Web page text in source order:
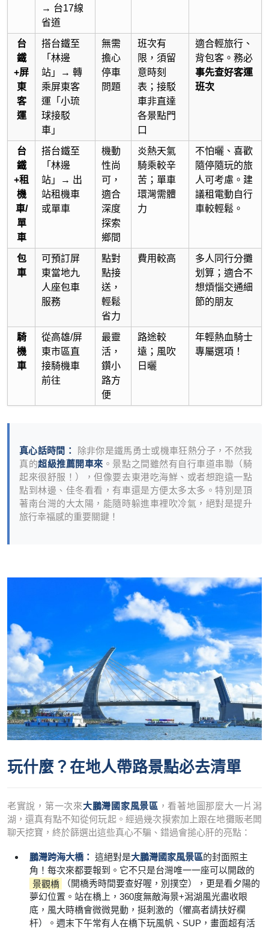
→ 台17線
省道
台
鐵
+屏
東
客
運
搭台鐵至
「林邊
站」→ 轉
乘屏東客
運「 小琉
球接駁
車」
無需
擔心
停車
問題
班次有
限，須留
意時刻
表；接駁
車非直達
各景點門
口
適合輕旅行、
背包客。務必
事先查好客運
班次
台
鐵
+租
機
車/
單
車
搭台鐵至
「林邊
站」→ 出
站租機車
或單車
機動
性尚
可，
適合
深度
探索
鄉間
炎熱天氣
騎乘較辛
苦；單車
環灣需體
力
不怕曬、喜歡
隨停隨玩的旅
人可考慮。建
議租電動自行
車較輕鬆。
包
車
可預訂屏
東當地九
人座包車
服務
點對
點接
送，
輕鬆
省力
費用較高
多人同行分攤
划算；適合不
想煩惱交通細
節的朋友
騎
機
車
從高雄/屏
東市區直
接騎機車
前往
最靈
活，
鑽小
路方
便
路途較
遠；風吹
日曬
年輕熱血騎士
專屬選項！
真心話時間：
除非你是鐵馬勇士或機車狂熱分子，不然我
真的超級推薦開車來 。景點之間雖然有自行車道串聯（騎
起來很舒服！），但像要去東港吃海鮮、或者想跑遠一點
點到林邊、佳冬看看，有車還是方便太多太多。特別是頂
著南台灣的大太陽，能隨時躲進車裡吹冷氣，絕對是提升
旅行幸福感的重要關鍵！
玩什麼？在地人帶路景點必去清單
老實說，第一次來大鵬灣國家風景區 ，看著地圖那麼大一片潟
湖，還真有點不知從何玩起。經過幾次摸索加上跟在地攤販老闆
聊天挖寶，終於篩選出這些真心不騙、錯過會搥心肝的亮點：
鵬灣跨海大橋： 這絕對是大鵬灣國家風景區的封面照主
角！每次來都要報到。它不只是台灣唯一一座可以開啟的
景觀橋
（開橋秀時間要查好喔，別撲空），更是看夕陽的
夢幻位置。站在橋上，360度無敵海景+潟湖風光盡收眼
底，風大時橋會微微晃動，挺刺激的（懼高者請扶好欄
杆）。週末下午常有人在橋下玩風帆、SUP，畫面超有活